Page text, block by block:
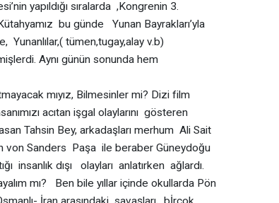
yapıldığı sıralarda ,Kongrenin 3.
bu günde Yunan Bayrakları’yla
Yunanlılar,( tümen,tugay,alay v.b)
Aynı günün sonunda hem
mıyız, Bilmesinler mi? Dizi film
acıtan işgal olaylarını gösteren
Tahsin Bey, arkadaşları merhum Ali Sait
von Sanders Paşa ile beraber Güneydoğu
insanlık dışı olayları anlatırken ağlardı.
mı? Ben bile yıllar içinde okullarda Pön